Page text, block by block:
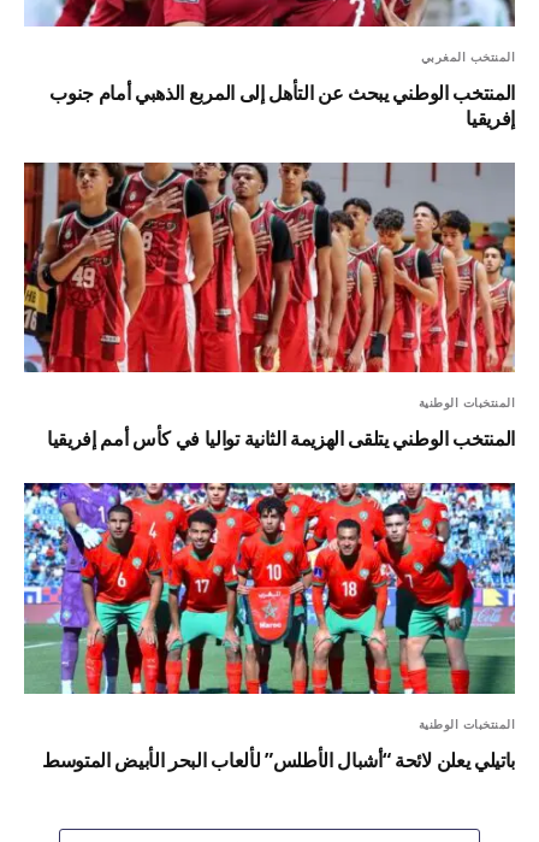
المنتخب المغربي
المنتخب الوطني يبحث عن التأهل إلى المربع الذهبي أمام جنوب
إفريقيا
المنتخبات الوطنية
المنتخب الوطني يتلقى الهزيمة الثانية تواليا في كأس أمم إفريقيا
المنتخبات الوطنية
باتيلي يعلن لائحة “أشبال الأطلس” لألعاب البحر الأبيض المتوسط